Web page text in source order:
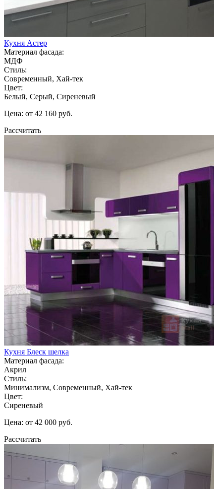
Кухня Астер
Материал фасада:
МДФ
Стиль:
Современный, Хай-тек
Цвет:
Белый, Серый, Сиреневый
Цена: от 42 160 руб.
Рассчитать
Кухня Блеск шелка
Материал фасада:
Акрил
Стиль:
Минимализм, Современный, Хай-тек
Цвет:
Сиреневый
Цена: от 42 000 руб.
Рассчитать